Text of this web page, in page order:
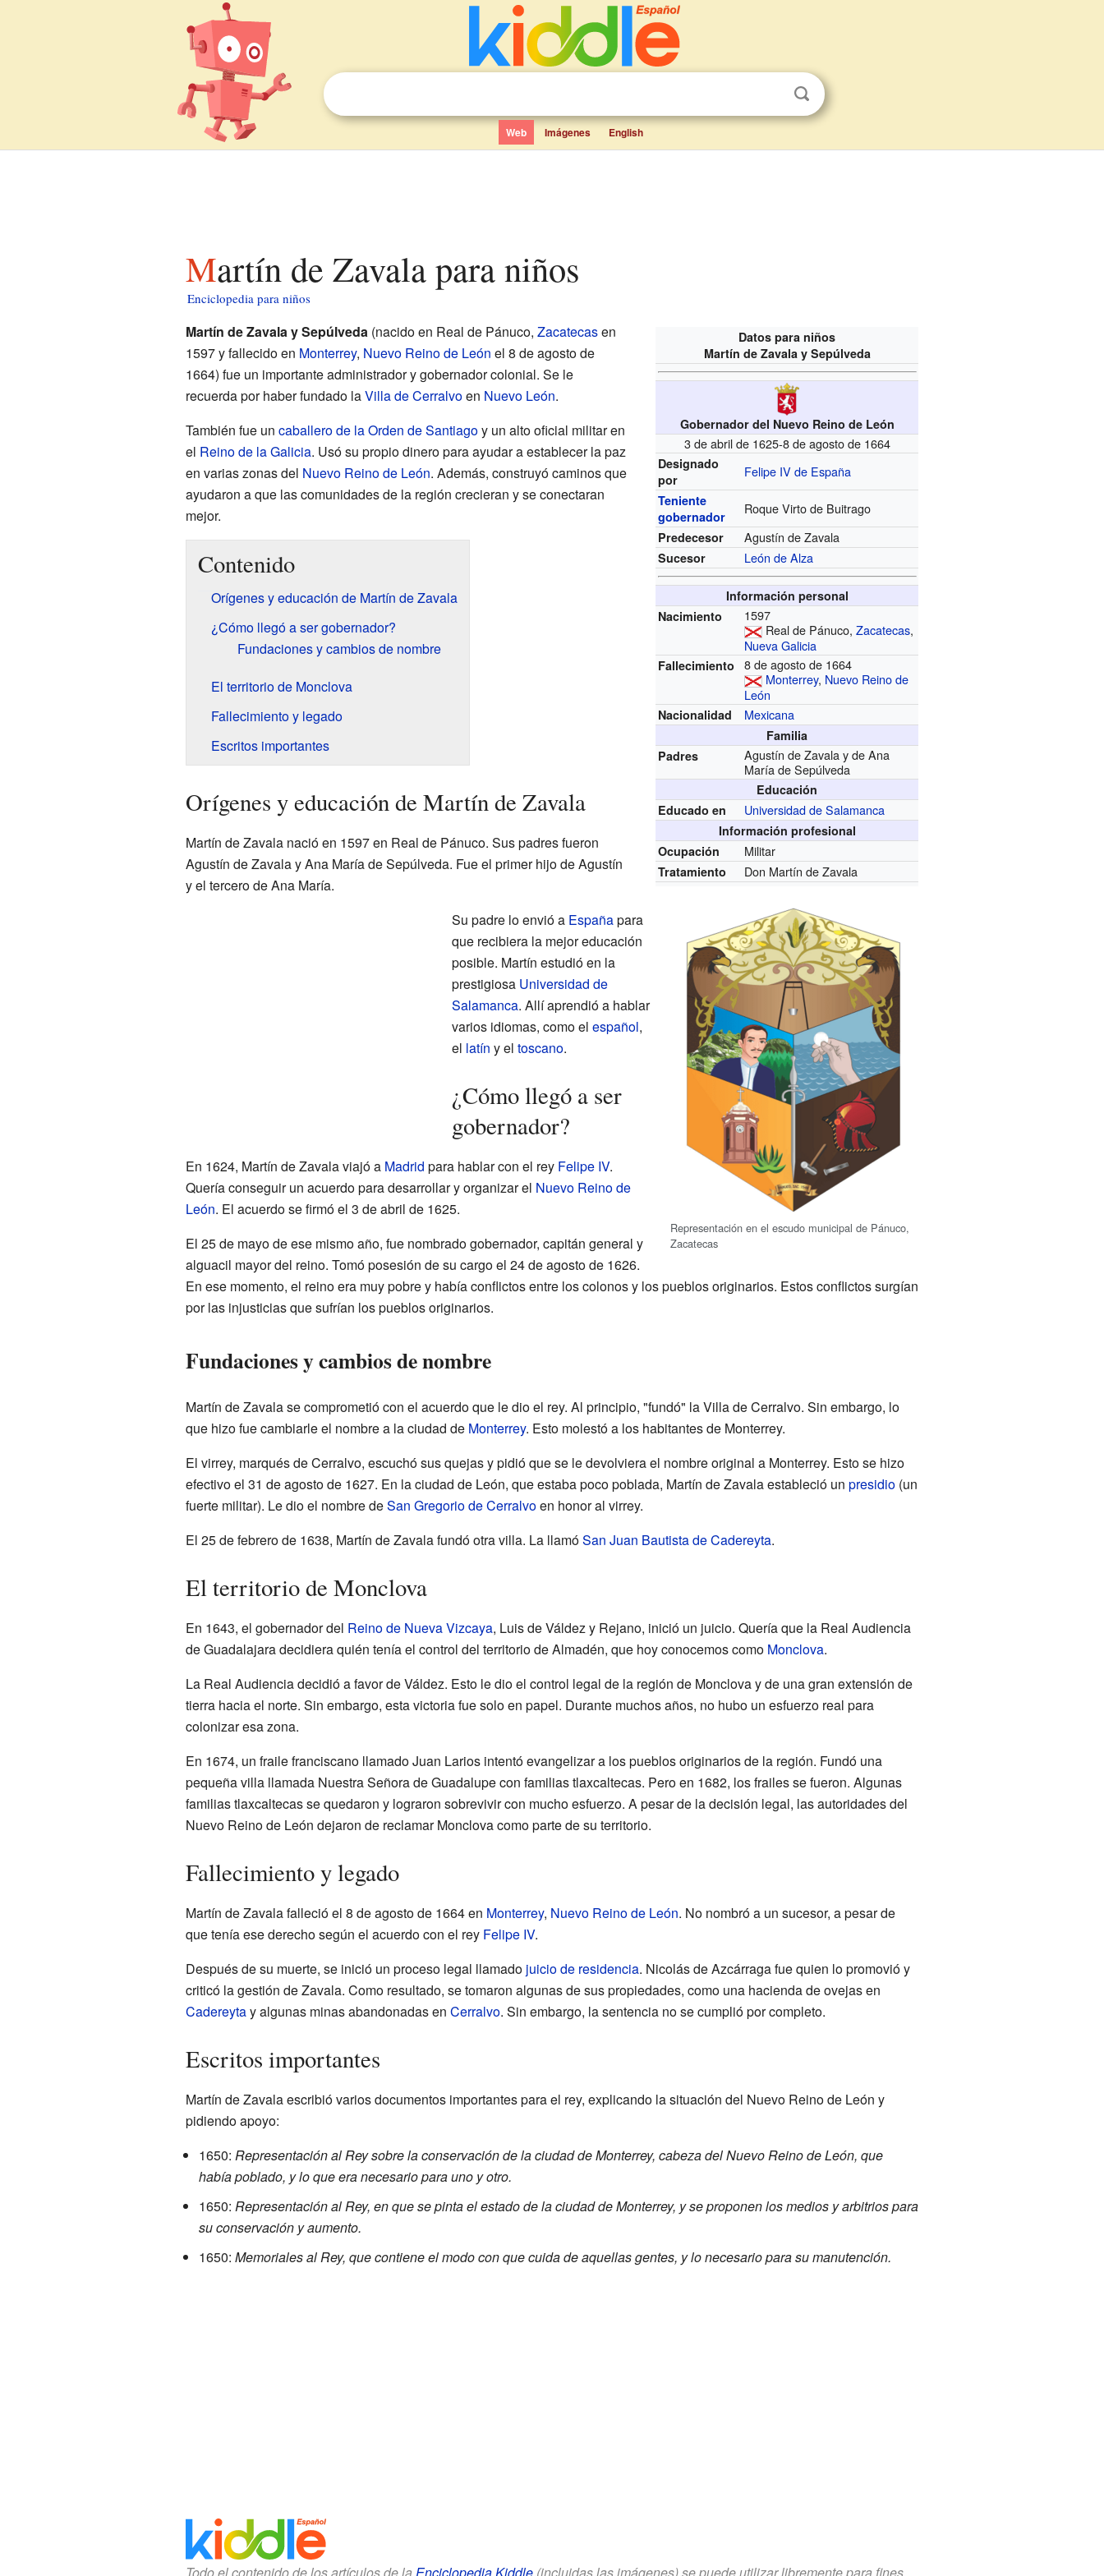
Web Imágenes English
Martín de Zavala para niños
Enciclopedia para niños
Datos para niños
Martín de Zavala y Sepúlveda
Gobernador del Nuevo Reino de León
3 de abril de 1625-8 de agosto de 1664
Designado
por
Felipe IV de España
Teniente
gobernador
Roque Virto de Buitrago
Predecesor Agustín de Zavala
Sucesor León de Alza
Información personal
Nacimiento
1597
Real de Pánuco,Zacatecas,
Nueva Galicia
Fallecimiento
8 de agosto de 1664
Monterrey, Nuevo Reino de
León
Nacionalidad Mexicana
Familia
Padres
Agustín de Zavala y de Ana
María de Sepúlveda
Educación
Educado en
Universidad de Salamanca
Información profesional
Ocupación
Militar
Tratamiento Don Martín de Zavala
Representación en el escudo municipal de Pánuco,
Zacatecas
Martín de Zavala y Sepúlveda(nacido en Real de Pánuco, Zacatecasen
1597 y fallecido en Monterrey, Nuevo Reino de León el 8 de agosto de
1664) fue un importante administrador y gobernador colonial. Se le
recuerda por haber fundado laVilla de Cerralvoen Nuevo León.
También fue un caballero de la Orden de Santiagoy un alto oficial militar en
el Reino de la Galicia. Usó su propio dinero para ayudar a establecer la paz
en varias zonas del Nuevo Reino de León. Además, construyó caminos que
ayudaron a que las comunidades de la región crecieran y se conectaran
mejor.
Contenido
Orígenes y educación de Martín de Zavala
¿Cómo llegó a ser gobernador?
Fundaciones y cambios de nombre
El territorio de Monclova
Fallecimiento y legado
Escritos importantes
Orígenes y educación de Martín de Zavala
Martín de Zavala nació en 1597 en Real de Pánuco. Sus padres fueron
Agustín de Zavala y Ana María de Sepúlveda. Fue el primer hijo de Agustín
y el tercero de Ana María.
Su padre lo envió a Españapara
que recibiera la mejor educación
posible. Martín estudió en la
prestigiosa Universidad de
Salamanca. Allí aprendió a hablar
varios idiomas, como el español,
el latín y el toscano.
¿Cómo llegó a ser
gobernador?
En 1624, Martín de Zavala viajó a Madrid para hablar con el rey Felipe IV.
Quería conseguir un acuerdo para desarrollar y organizar el Nuevo Reino de
León. El acuerdo se firmó el 3 de abril de 1625.
El 25 de mayo de ese mismo año, fue nombrado gobernador, capitán general y
alguacil mayor del reino. Tomó posesión de su cargo el 24 de agosto de 1626.
En ese momento, el reino era muy pobre y había conflictos entre los colonos y los pueblos originarios. Estos conflictos surgían
por las injusticias que sufrían los pueblos originarios.
Fundaciones y cambios de nombre
Martín de Zavala se comprometió con el acuerdo que le dio el rey. Al principio, "fundó" la Villa de Cerralvo. Sin embargo, lo
que hizo fue cambiarle el nombre a la ciudad de Monterrey. Esto molestó a los habitantes de Monterrey.
El virrey, marqués de Cerralvo, escuchó sus quejas y pidió que se le devolviera el nombre original a Monterrey. Esto se hizo
efectivo el 31 de agosto de 1627. En la ciudad de León, que estaba poco poblada, Martín de Zavala estableció un presidio(un
fuerte militar). Le dio el nombre deSan Gregorio de Cerralvoen honor al virrey.
El 25 de febrero de 1638, Martín de Zavala fundó otra villa. La llamóSan Juan Bautista de Cadereyta.
El territorio de Monclova
En 1643, el gobernador del Reino de Nueva Vizcaya, Luis de Váldez y Rejano, inició un juicio. Quería que la Real Audiencia
de Guadalajara decidiera quién tenía el control del territorio de Almadén, que hoy conocemos como Monclova.
La Real Audiencia decidió a favor de Váldez. Esto le dio el control legal de la región de Monclova y de una gran extensión de
tierra hacia el norte. Sin embargo, esta victoria fue solo en papel. Durante muchos años, no hubo un esfuerzo real para
colonizar esa zona.
En 1674, un fraile franciscano llamado Juan Larios intentó evangelizar a los pueblos originarios de la región. Fundó una
pequeña villa llamada Nuestra Señora de Guadalupe con familias tlaxcaltecas. Pero en 1682, los frailes se fueron. Algunas
familias tlaxcaltecas se quedaron y lograron sobrevivir con mucho esfuerzo. A pesar de la decisión legal, las autoridades del
Nuevo Reino de León dejaron de reclamar Monclova como parte de su territorio.
Fallecimiento y legado
Martín de Zavala falleció el 8 de agosto de 1664 en Monterrey, Nuevo Reino de León. No nombró a un sucesor, a pesar de
que tenía ese derecho según el acuerdo con el rey Felipe IV.
Después de su muerte, se inició un proceso legal llamado juicio de residencia. Nicolás de Azcárraga fue quien lo promovió y
criticó la gestión de Zavala. Como resultado, se tomaron algunas de sus propiedades, como una hacienda de ovejas en
Cadereytay algunas minas abandonadas en Cerralvo. Sin embargo, la sentencia no se cumplió por completo.
Escritos importantes
Martín de Zavala escribió varios documentos importantes para el rey, explicando la situación del Nuevo Reino de León y
pidiendo apoyo:
1650: Representación al Rey sobre la conservación de la ciudad de Monterrey, cabeza del Nuevo Reino de León, que
había poblado, y lo que era necesario para uno y otro.
1650: Representación al Rey, en que se pinta el estado de la ciudad de Monterrey, y se proponen los medios y arbitrios para
su conservación y aumento.
1650: Memoriales al Rey, que contiene el modo con que cuida de aquellas gentes, y lo necesario para su manutención.